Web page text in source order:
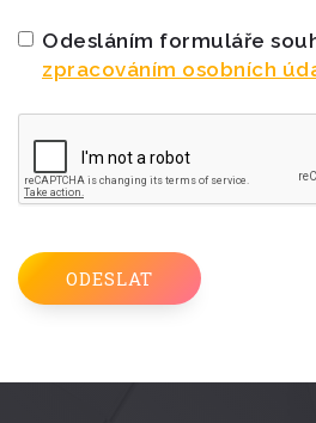
Odesláním formuláře
zpracováním osobních